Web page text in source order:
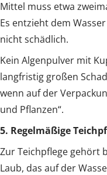
Mittel muss etwa
Es entzieht dem
nicht schädlich.
Kein Algenpulver mit
langfristig großen
wenn auf der
und Pflanzen“.
5. Regelmäßige
Zur Teichpflege gehört
Laub, das auf der